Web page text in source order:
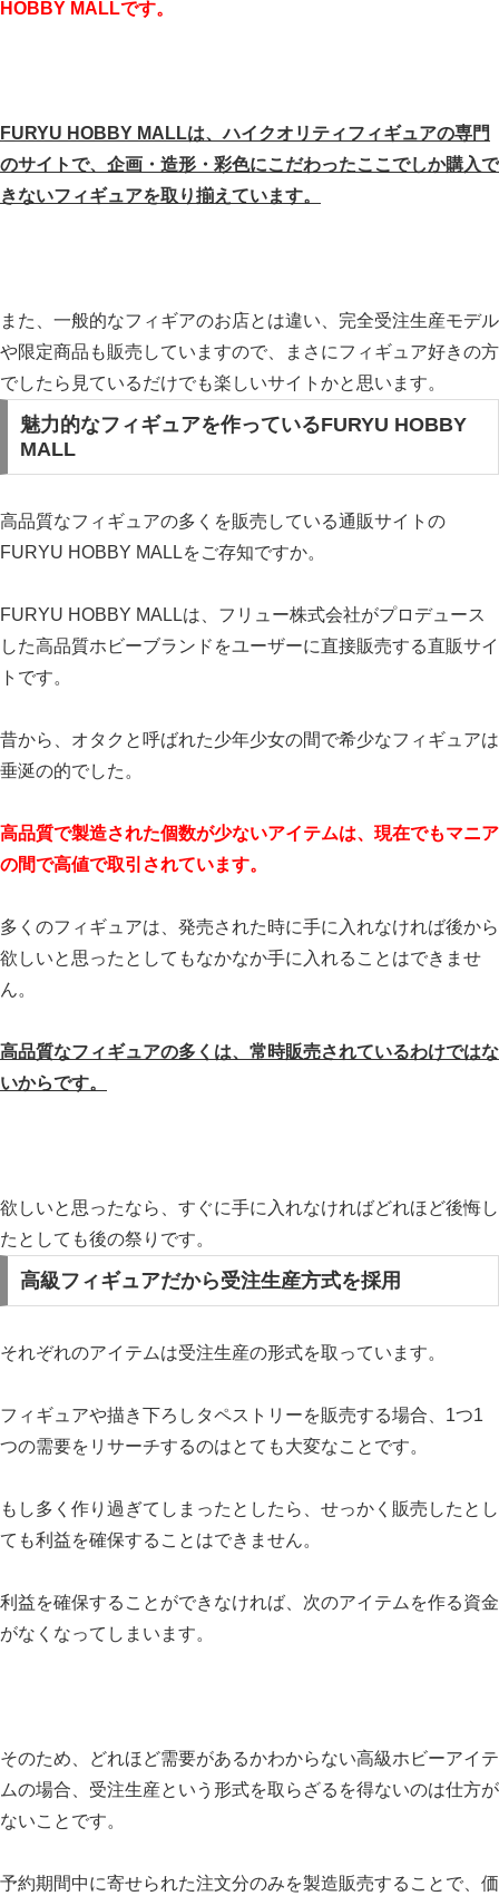
HOBBY MALLです。
FURYU HOBBY MALLは、ハイクオリティフィギュアの専門
のサイトで、企画・造形・彩色にこだわったここでしか購入で
きないフィギュアを取り揃えています。
また、一般的なフィギアのお店とは違い、完全受注生産モデル
や限定商品も販売していますので、まさにフィギュア好きの方
でしたら見ているだけでも楽しいサイトかと思います。
魅力的なフィギュアを作っているFURYU HOBBY
MALL
高品質なフィギュアの多くを販売している通販サイトの
FURYU HOBBY MALLをご存知ですか。
FURYU HOBBY MALLは、フリュー株式会社がプロデュース
した高品質ホビーブランドをユーザーに直接販売する直販サイ
トです。
昔から、オタクと呼ばれた少年少女の間で希少なフィギュアは
垂涎の的でした。
高品質で製造された個数が少ないアイテムは、現在でもマニア
の間で高値で取引されています。
多くのフィギュアは、発売された時に手に入れなければ後から
欲しいと思ったとしてもなかなか手に入れることはできませ
ん。
高品質なフィギュアの多くは、常時販売されているわけではな
いからです。
欲しいと思ったなら、すぐに手に入れなければどれほど後悔し
たとしても後の祭りです。
高級フィギュアだから受注生産方式を採用
それぞれのアイテムは受注生産の形式を取っています。
フィギュアや描き下ろしタペストリーを販売する場合、1つ1
つの需要をリサーチするのはとても大変なことです。
もし多く作り過ぎてしまったとしたら、せっかく販売したとし
ても利益を確保することはできません。
利益を確保することができなければ、次のアイテムを作る資金
がなくなってしまいます。
そのため、どれほど需要があるかわからない高級ホビーアイテ
ムの場合、受注生産という形式を取らざるを得ないのは仕方が
ないことです。
予約期間中に寄せられた注文分のみを製造販売することで、価